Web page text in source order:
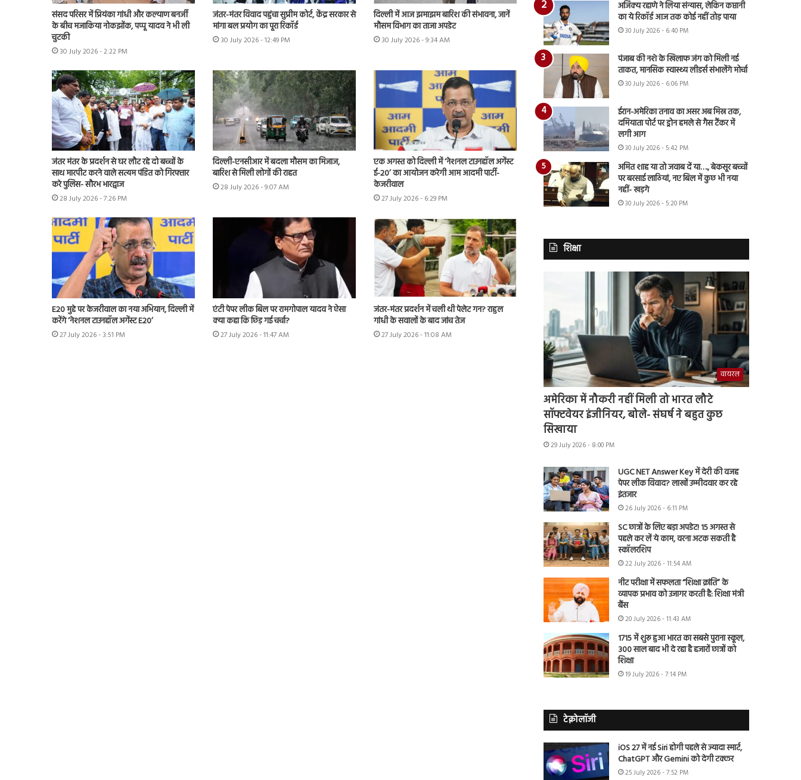
संसद परिसर में प्रियंका गांधी और कल्याण बनर्जी
के बीच मजाकिया नोकझोंक, पप्पू यादव ने भी ली
चुटकी
30 July 2026 - 2:22 PM
जंतर-मंतर विवाद पहुंचा सुप्रीम कोर्ट, केंद्र सरकार से
मांगा बल प्रयोग का पूरा रिकॉर्ड
30 July 2026 - 12:49 PM
दिल्ली में आज झमाझम बारिश की संभावना, जानें
मौसम विभाग का ताजा अपडेट
30 July 2026 - 9:34 AM
जंतर मंतर के प्रदर्शन से घर लौट रहे दो बच्चों के
साथ मारपीट करने वाले सत्यम पंडित को गिरफ्तार
करे पुलिस- सौरभ भारद्वाज
28 July 2026 - 7:26 PM
दिल्ली-एनसीआर में बदला मौसम का मिजाज,
बारिश से मिली लोगों की राहत
28 July 2026 - 9:07 AM
एक अगस्त को दिल्ली में ‘नेशनल टाउनहॉल अगेंस्ट
ई-20’ का आयोजन करेगी आम आदमी पार्टी-
केजरीवाल
27 July 2026 - 6:29 PM
E20 मुद्दे पर केजरीवाल का नया अभियान, दिल्ली में
करेंगे ‘नेशनल टाउनहॉल अगेंस्ट E20’
27 July 2026 - 3:51 PM
एंटी पेपर लीक बिल पर रामगोपाल यादव ने ऐसा
क्या कहा कि छिड़ गई चर्चा?
27 July 2026 - 11:47 AM
जंतर-मंतर प्रदर्शन में चली थी पेलेट गन? राहुल
गांधी के सवालों के बाद जांच तेज
27 July 2026 - 11:08 AM
अजिंक्य रहाणे ने लिया संन्यास, लेकिन कप्तानी
का ये रिकॉर्ड आज तक कोई नहीं तोड़ पाया
30 July 2026 - 6:40 PM
पंजाब की नशे के खिलाफ जंग को मिली नई
ताकत, मानसिक स्वास्थ्य लीडर्स संभालेंगे मोर्चा
30 July 2026 - 6:06 PM
ईरान-अमेरिका तनाव का असर अब मिस्र तक,
दमियाता पोर्ट पर ड्रोन हमले से गैस टैंकर में
लगी आग
30 July 2026 - 5:42 PM
अमित शाह या तो जवाब दें या…., बेकसूर बच्चों
पर बरसाई लाठियां, नए बिल में कुछ भी नया
नहीं- खड़गे
30 July 2026 - 5:20 PM
शिक्षा
वायरल
अमेरिका में नौकरी नहीं मिली तो भारत लौटे
सॉफ्टवेयर इंजीनियर, बोले- संघर्ष ने बहुत कुछ
सिखाया
29 July 2026 - 8:00 PM
UGC NET Answer Key में देरी की वजह
पेपर लीक विवाद? लाखों उम्मीदवार कर रहे
इंतजार
26 July 2026 - 6:11 PM
SC छात्रों के लिए बड़ा अपडेट! 15 अगस्त से
पहले कर लें ये काम, वरना अटक सकती है
स्कॉलरशिप
22 July 2026 - 11:54 AM
नीट परीक्षा में सफलता “शिक्षा क्रांति” के
व्यापक प्रभाव को उजागर करती है: शिक्षा मंत्री
बैंस
20 July 2026 - 11:43 AM
1715 में शुरू हुआ भारत का सबसे पुराना स्कूल,
300 साल बाद भी दे रहा है हजारों छात्रों को
शिक्षा
19 July 2026 - 7:14 PM
टेक्नोलॉजी
iOS 27 में नई Siri होगी पहले से ज्यादा स्मार्ट,
ChatGPT और Gemini को देगी टक्कर
25 July 2026 - 7:52 PM